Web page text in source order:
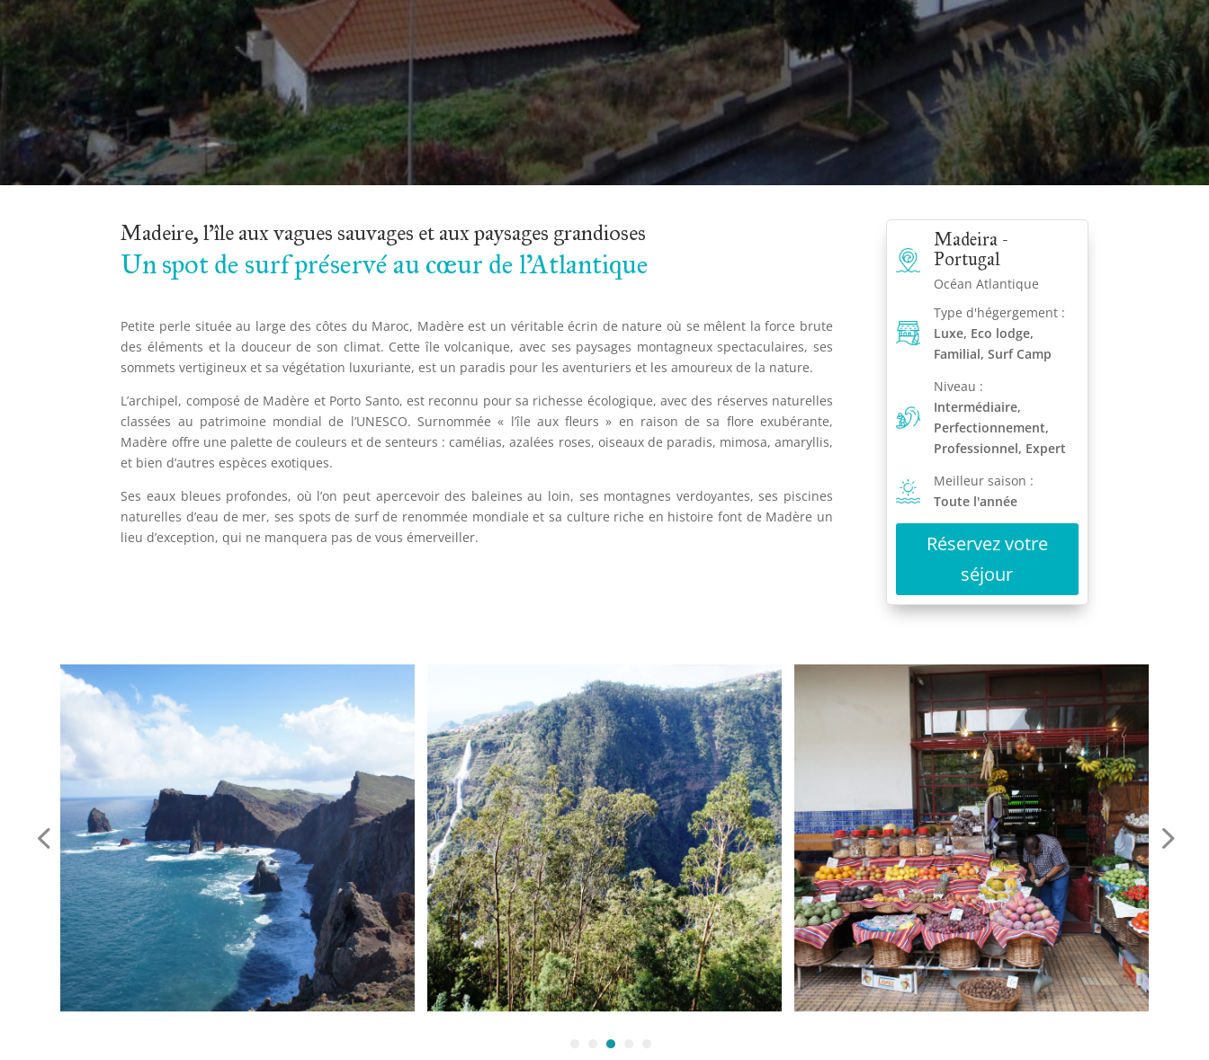
Madeire, l'île aux vagues sauvages et aux paysages grandioses
Un spot de surf préservé au cœur de l'Atlantique
Petite perle située au large des côtes du Maroc, Madère est un véritable écrin de nature où se mêlent la force brute
des éléments et la douceur de son climat. Cette île volcanique, avec ses paysages montagneux spectaculaires, ses
sommets vertigineux et sa végétation luxuriante, est un paradis pour les aventuriers et les amoureux de la nature.
L’archipel, composé de Madère et Porto Santo, est reconnu pour sa richesse écologique, avec des réserves naturelles
classées au patrimoine mondial de l’UNESCO. Surnommée « l’île aux fleurs » en raison de sa flore exubérante,
Madère offre une palette de couleurs et de senteurs : camélias, azalées roses, oiseaux de paradis, mimosa, amaryllis,
et bien d’autres espèces exotiques.
Ses eaux bleues profondes, où l’on peut apercevoir des baleines au loin, ses montagnes verdoyantes, ses piscines
naturelles d’eau de mer, ses spots de surf de renommée mondiale et sa culture riche en histoire font de Madère un
lieu d’exception, qui ne manquera pas de vous émerveiller.
Madeira -
Portugal
Océan Atlantique
Type d'hégergement :
Luxe, Eco lodge,
Familial, Surf Camp
Niveau :
Intermédiaire,
Perfectionnement,
Professionnel, Expert
Meilleur saison :
Toute l'année
Réservez votre
séjour